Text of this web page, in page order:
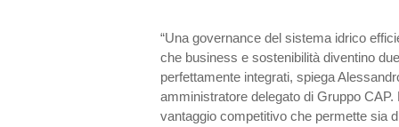
“Una governance del sistema idrico
che business e sostenibilità diventino
perfettamente integrati, spiega
amministratore delegato di Gruppo CAP.
vantaggio competitivo che permette sia